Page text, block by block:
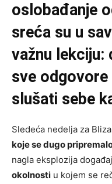
oslobađanje
sreća su u
važnu lekciju:
sve
slušati sebe
Sledeća nedelja za
koje se dugo
nagla eksplozija
okolnosti u kojem se